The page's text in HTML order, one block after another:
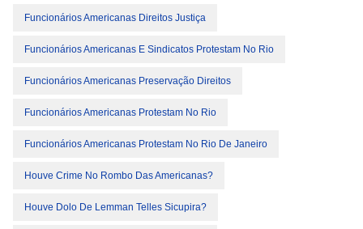
Funcionários Americanas Direitos Justiça
Funcionários Americanas E Sindicatos Protestam No Rio
Funcionários Americanas Preservação Direitos
Funcionários Americanas Protestam No Rio
Funcionários Americanas Protestam No Rio De Janeiro
Houve Crime No Rombo Das Americanas?
Houve Dolo De Lemman Telles Sicupira?